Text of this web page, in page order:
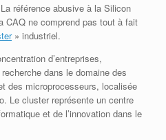
référence abusive à la Silicon
CAQ ne comprend pas tout à fait
» industriel.
d’entreprises,
dans le domaine des
des microprocesseurs, localisée
Le cluster représente un centre
et de l’innovation dans le